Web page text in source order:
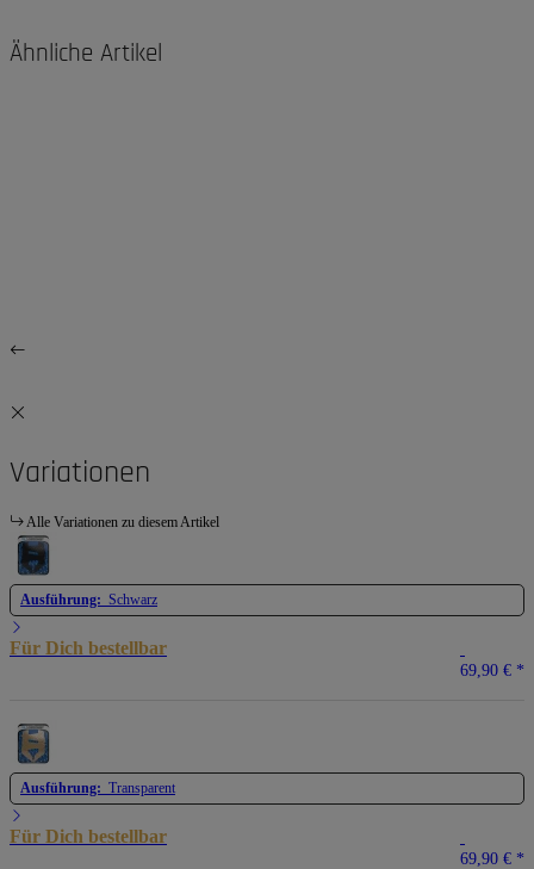
Ähnliche Artikel
Variationen
Alle Variationen zu diesem Artikel
Ausführung: Schwarz
Für Dich bestellbar
69,90 € *
Ausführung: Transparent
Für Dich bestellbar
69,90 € *